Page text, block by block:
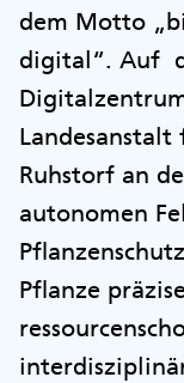
dem Motto
digital“. Auf
Ruhstorf an
autonomen
Pflanze